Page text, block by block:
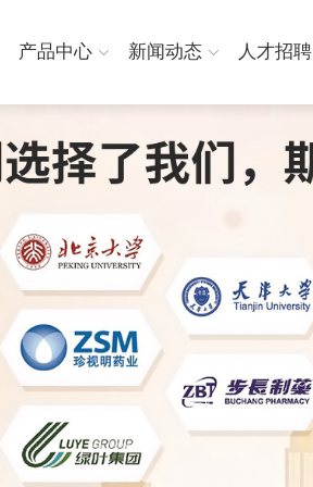
产品中心 新闻动态 人才招聘